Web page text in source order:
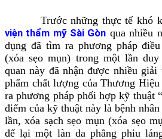
Trước những thực tế khó
viện thẩm mỹ Sài Gòn qua nhiều
dụng đã tìm ra phương pháp
(xóa sẹo mụn) trong một lần
quan này đã nhận được nhiều
phẩm chất lượng của Thương
ra phương pháp phối hợp kỹ thuật
điểm của kỹ thuật này là bệnh
lần, xóa sạch sẹo mụn(xóa sẹo
để lại một làn da phẳng phiu